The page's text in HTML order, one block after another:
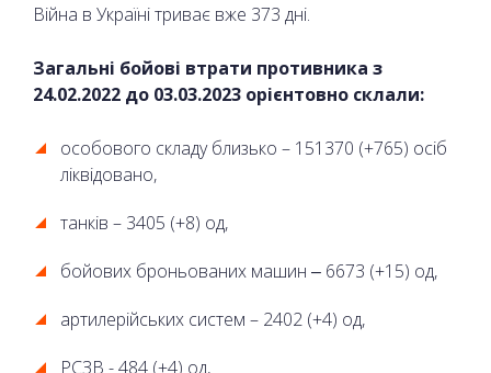
Війна в Україні триває вже 373 дні.
Загальні бойові втрати противника з
24.02.2022 до 03.03.2023 орієнтовно склали:
особового складу близько – 151370 (+765) осіб
ліквідовано,
танків – 3405 (+8) од,
бойових броньованих машин ‒ 6673 (+15) од,
артилерійських систем – 2402 (+4) од,
РСЗВ - 484 (+4) од,